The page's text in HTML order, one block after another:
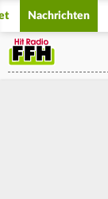
Nachrichten